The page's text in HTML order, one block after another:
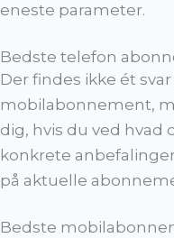
eneste parameter.
Bedste telefon
Der findes ikke ét
mobilabonnement,
dig, hvis du ved hvad
konkrete
på aktuelle
Bedste